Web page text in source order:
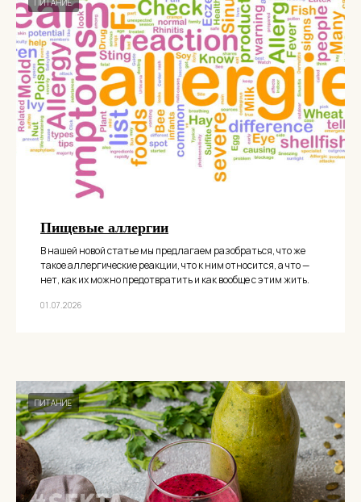
ПИТАНИЕ
Пищевые аллергии
В нашей новой статье мы предлагаем разобраться, что же
такое аллергические реакции, что к ним относится, а что —
нет, как их можно предотвратить и как вообще с этим жить.
01.07.2026
ПИТАНИЕ